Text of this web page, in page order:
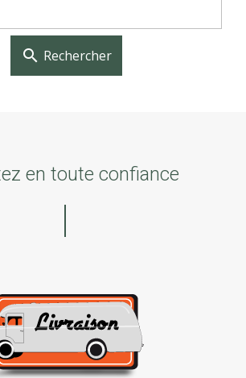
search Rechercher
en toute confiance